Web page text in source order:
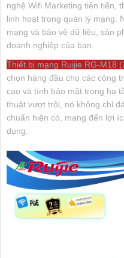
nghệ Wifi Marketing tiên tiến,
linh hoạt trong quản lý mạng.
mạng và bảo vệ dữ liệu, sản
doanh nghiệp của bạn.
Thiết bị mạng Ruijie RG-M18
chọn hàng đầu cho các công
cao và tính bảo mật trong hạ
thuật vượt trội, nó không chỉ
chuẩn hiện có, mang đến lợi
dụng.